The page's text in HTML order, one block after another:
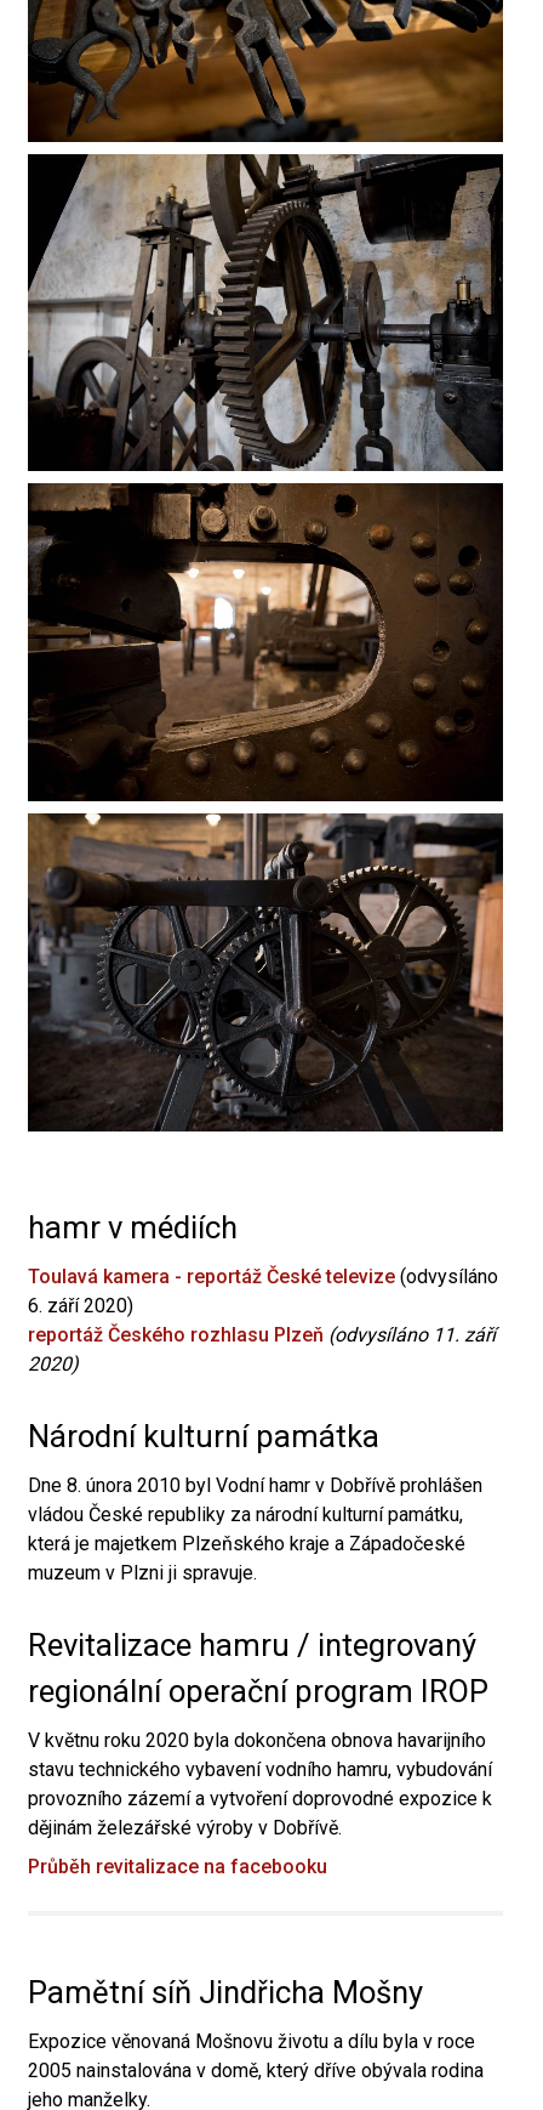
hamr v médiích
Toulavá kamera - reportáž České televize (odvysíláno
6. září 2020)
reportáž Českého rozhlasu Plzeň (odvysíláno 11. září
2020)
Národní kulturní památka
Dne 8. února 2010 byl Vodní hamr v Dobřívě prohlášen
vládou České republiky za národní kulturní památku,
která je majetkem Plzeňského kraje a Západočeské
muzeum v Plzni ji spravuje.
Revitalizace hamru / integrovaný
regionální operační program IROP
V květnu roku 2020 byla dokončena obnova havarijního
stavu technického vybavení vodního hamru, vybudování
provozního zázemí a vytvoření doprovodné expozice k
dějinám železářské výroby v Dobřívě.
Průběh revitalizace na facebooku
Pamětní síň Jindřicha Mošny
Expozice věnovaná Mošnovu životu a dílu byla v roce
2005 nainstalována v domě, který dříve obývala rodina
jeho manželky.